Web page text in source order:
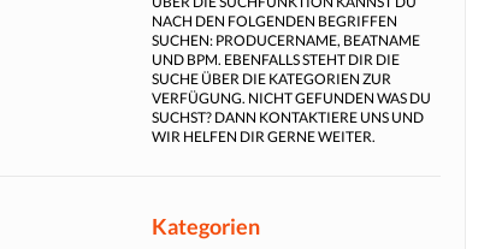
NACH DEN FOLGENDEN BEGRIFFEN
SUCHEN: PRODUCERNAME, BEATNAME
UND BPM. EBENFALLS STEHT DIR DIE
SUCHE ÜBER DIE KATEGORIEN ZUR
VERFÜGUNG. NICHT GEFUNDEN WAS DU
SUCHST? DANN KONTAKTIERE UNS UND
WIR HELFEN DIR GERNE WEITER.
Kategorien